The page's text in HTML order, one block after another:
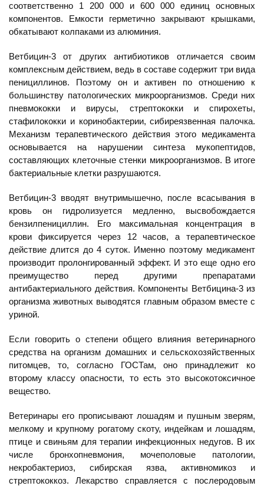
соответственно 1 200 000 и 600 000 единиц основных
компонентов. Емкости герметично закрывают крышками,
обкатывают колпаками из алюминия.
Ветбицин-3 от других антибиотиков отличается своим
комплексным действием, ведь в составе содержит три вида
пенициллинов. Поэтому он и активен по отношению к
большинству патологических микроорганизмов. Среди них
пневмококки и вирусы, стрептококки и спирохеты,
стафилококки и коринобактерии, сибиреязвенная палочка.
Механизм терапевтического действия этого медикамента
основывается на нарушении синтеза мукопептидов,
составляющих клеточные стенки микроорганизмов. В итоге
бактериальные клетки разрушаются.
Ветбицин-3 вводят внутримышечно, после всасывания в
кровь он гидролизуется медленно, высвобождается
бензилпенициллин. Его максимальная концентрация в
крови фиксируется через 12 часов, а терапевтическое
действие длится до 4 суток. Именно поэтому медикамент
производит пролонгированный эффект. И это еще одно его
преимущество перед другими препаратами
антибактериального действия. Компоненты Ветбицина-3 из
организма животных выводятся главным образом вместе с
уриной.
Если говорить о степени общего влияния ветеринарного
средства на организм домашних и сельскохозяйственных
питомцев, то, согласно ГОСТам, оно принадлежит ко
второму классу опасности, то есть это высокотоксичное
вещество.
Ветеринары его прописывают лошадям и пушным зверям,
мелкому и крупному рогатому скоту, индейкам и лошадям,
птице и свиньям для терапии инфекционных недугов. В их
числе бронхопневмония, мочеполовые патологии,
некробактериоз, сибирская язва, активномикоз и
стрептококкоз. Лекарство справляется с послеродовым